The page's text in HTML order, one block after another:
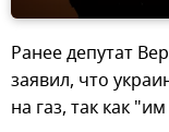
Ранее депутат
заявил, что
на газ, так как